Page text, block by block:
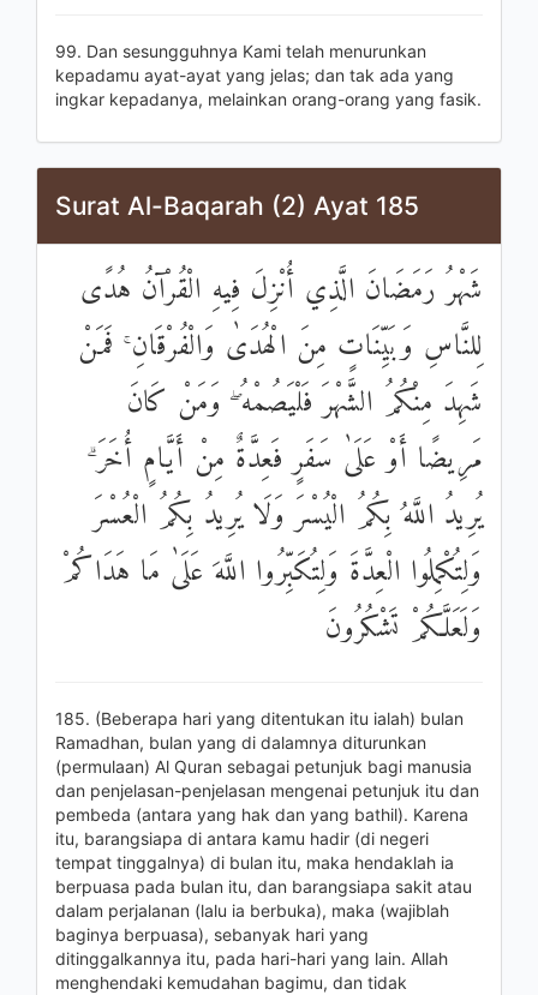
99. Dan sesungguhnya Kami telah menurunkan
kepadamu ayat-ayat yang jelas; dan tak ada yang
ingkar kepadanya, melainkan orang-orang yang fasik.
Surat Al-Baqarah (2) Ayat 185
شَهْرُ رَمَضَانَ الَّذِي أُنْزِلَ فِيهِ الْقُرْآنُ هُدًى
لِلنَّاسِ وَبَيِّنَاتٍ مِنَ الْهُدَىٰ وَالْفُرْقَانِ ۚ فَمَنْ
شَهِدَ مِنْكُمُ الشَّهْرَ فَلْيَصُمْهُ ۖ وَمَنْ كَانَ
مَرِيضًا أَوْ عَلَىٰ سَفَرٍ فَعِدَّةٌ مِنْ أَيَّامٍ أُخَرَ ۗ
يُرِيدُ اللَّهُ بِكُمُ الْيُسْرَ وَلَا يُرِيدُ بِكُمُ الْعُسْرَ
وَلِتُكْمِلُوا الْعِدَّةَ وَلِتُكَبِّرُوا اللَّهَ عَلَىٰ مَا هَدَاكُمْ
وَلَعَلَّكُمْ تَشْكُرُونَ
185. (Beberapa hari yang ditentukan itu ialah) bulan
Ramadhan, bulan yang di dalamnya diturunkan
(permulaan) Al Quran sebagai petunjuk bagi manusia
dan penjelasan-penjelasan mengenai petunjuk itu dan
pembeda (antara yang hak dan yang bathil). Karena
itu, barangsiapa di antara kamu hadir (di negeri
tempat tinggalnya) di bulan itu, maka hendaklah ia
berpuasa pada bulan itu, dan barangsiapa sakit atau
dalam perjalanan (lalu ia berbuka), maka (wajiblah
baginya berpuasa), sebanyak hari yang
ditinggalkannya itu, pada hari-hari yang lain. Allah
menghendaki kemudahan bagimu, dan tidak